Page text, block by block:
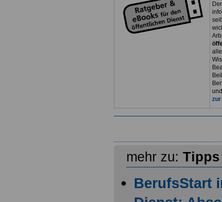
mehr zu:
BerufsStart